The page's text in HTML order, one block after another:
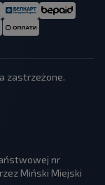
zastrzeżone.
nr
Miński Miejski